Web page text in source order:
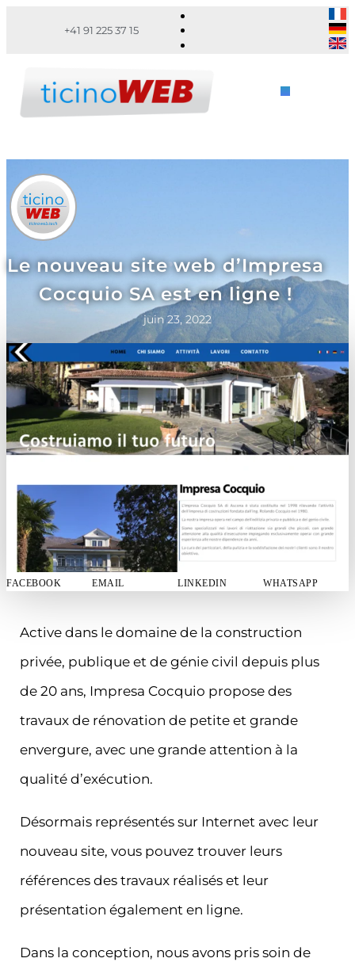
+41 91 225 37 15
Le nouveau site web d’Impresa
Cocquio SA est en ligne !
juin 23, 2022
FACEBOOK EMAIL LINKEDIN WHATSAPP
Active dans le domaine de la construction
privée, publique et de génie civil depuis plus
de 20 ans, Impresa Cocquio propose des
travaux de rénovation de petite et grande
envergure, avec une grande attention à la
qualité d’exécution.
Désormais représentés sur Internet avec leur
nouveau site, vous pouvez trouver leurs
références des travaux réalisés et leur
présentation également en ligne.
Dans la conception, nous avons pris soin de